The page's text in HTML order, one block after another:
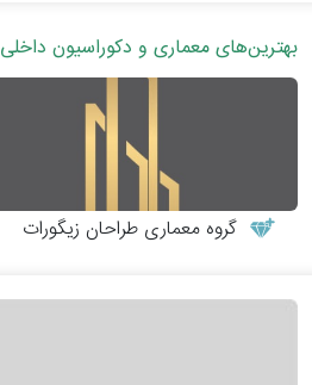
بهترین‌های معماری و دکوراسیون داخلی
گروه معماری طراحان زیگورات